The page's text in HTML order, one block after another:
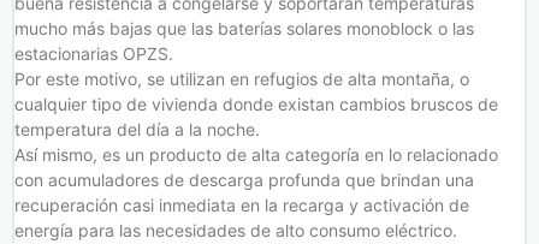
mucho más bajas que las baterías solares monoblock o las
estacionarias OPZS.
Por este motivo, se utilizan en refugios de alta montaña, o
cualquier tipo de vivienda donde existan cambios bruscos de
temperatura del día a la noche.
Así mismo, es un producto de alta categoría en lo relacionado
con acumuladores de descarga profunda que brindan una
recuperación casi inmediata en la recarga y activación de
energía para las necesidades de alto consumo eléctrico.